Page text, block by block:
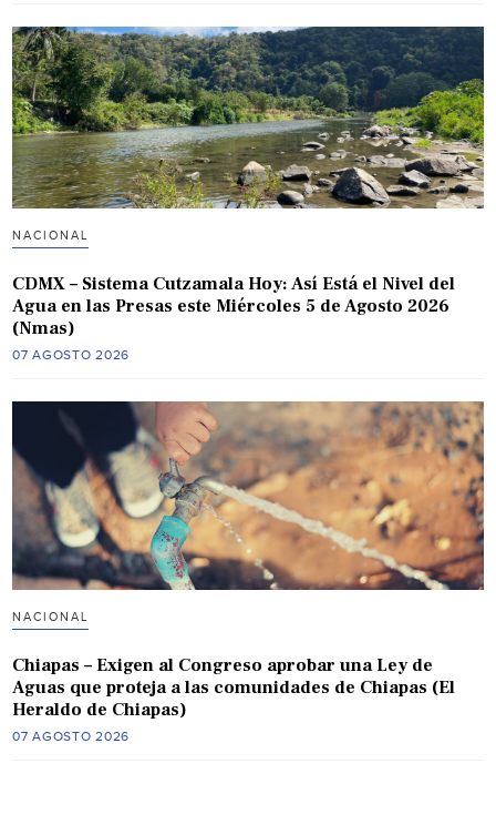
NACIONAL
CDMX – Sistema Cutzamala Hoy: Así Está el Nivel del
Agua en las Presas este Miércoles 5 de Agosto 2026
(Nmas)
07 AGOSTO 2026
NACIONAL
Chiapas – Exigen al Congreso aprobar una Ley de
Aguas que proteja a las comunidades de Chiapas (El
Heraldo de Chiapas)
07 AGOSTO 2026